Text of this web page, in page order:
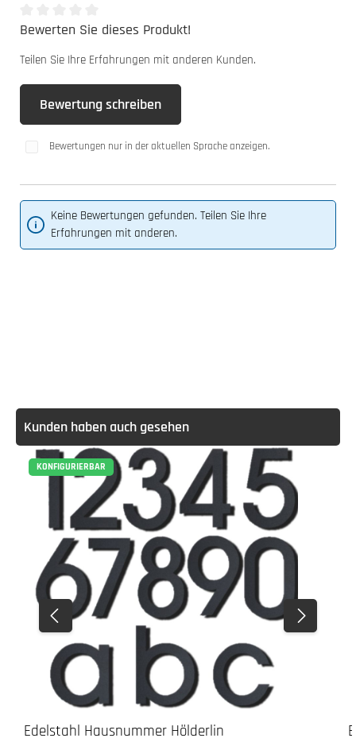
Durchschnittliche Bewertung von 0 von 5 Sternen
Bewerten Sie dieses Produkt!
Teilen Sie Ihre Erfahrungen mit anderen Kunden.
Bewertung schreiben
Bewertungen nur in der aktuellen Sprache anzeigen.
Keine Bewertungen gefunden. Teilen Sie Ihre
Erfahrungen mit anderen.
Kunden haben auch gesehen
KONFIGURIERBAR
Edelstahl Hausnummer Hölderlin